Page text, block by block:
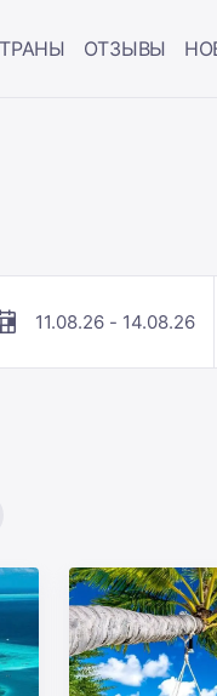
ОТЗЫВЫ
11.08.26 - 14.08.26